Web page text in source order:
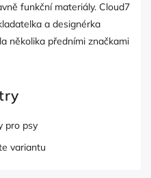
funkční materiály. Cloud7
a designérka
několika předními značkami
pro psy
variantu